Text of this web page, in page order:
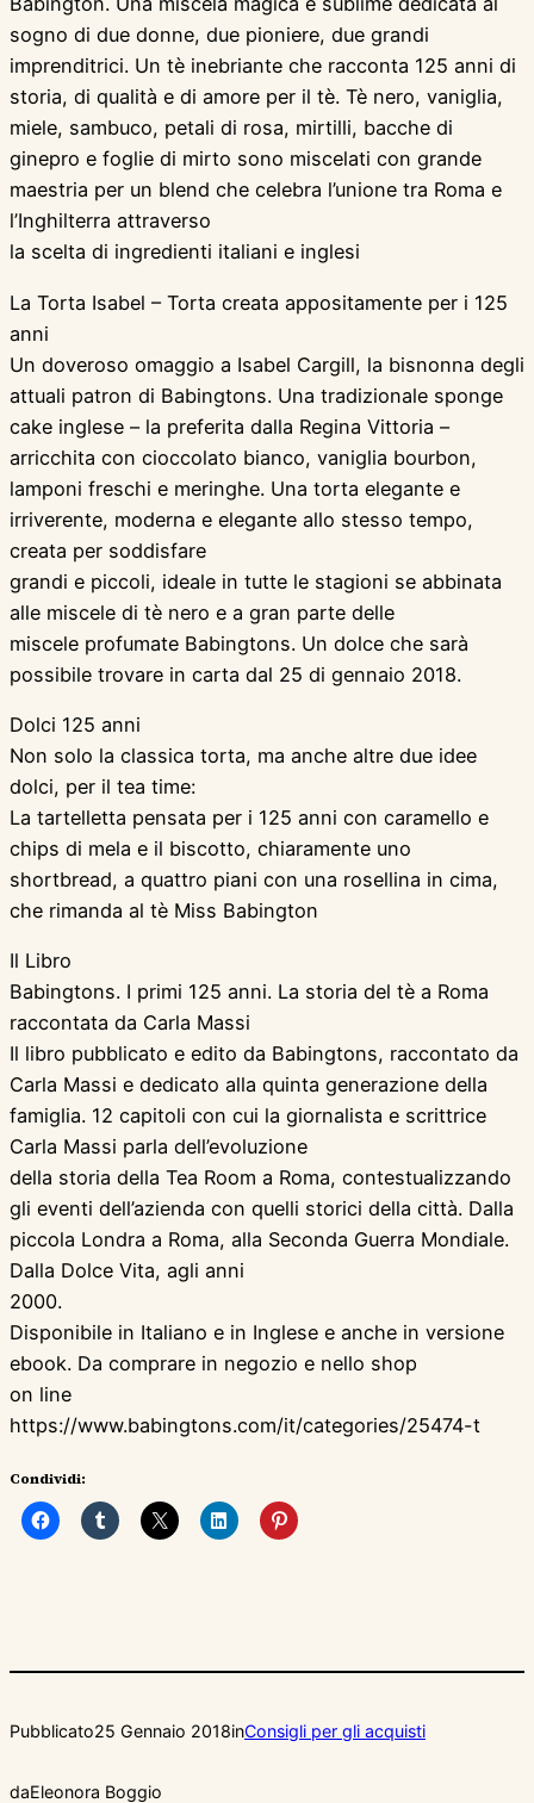
sogno di due donne, due pioniere, due grandi
imprenditrici. Un tè inebriante che racconta 125 anni di
storia, di qualità e di amore per il tè. Tè nero, vaniglia,
miele, sambuco, petali di rosa, mirtilli, bacche di
ginepro e foglie di mirto sono miscelati con grande
maestria per un blend che celebra l’unione tra Roma e
l’Inghilterra attraverso
la scelta di ingredienti italiani e inglesi
La Torta Isabel – Torta creata appositamente per i 125
anni
Un doveroso omaggio a Isabel Cargill, la bisnonna degli
attuali patron di Babingtons. Una tradizionale sponge
cake inglese – la preferita dalla Regina Vittoria –
arricchita con cioccolato bianco, vaniglia bourbon,
lamponi freschi e meringhe. Una torta elegante e
irriverente, moderna e elegante allo stesso tempo,
creata per soddisfare
grandi e piccoli, ideale in tutte le stagioni se abbinata
alle miscele di tè nero e a gran parte delle
miscele profumate Babingtons. Un dolce che sarà
possibile trovare in carta dal 25 di gennaio 2018.
Dolci 125 anni
Non solo la classica torta, ma anche altre due idee
dolci, per il tea time:
La tartelletta pensata per i 125 anni con caramello e
chips di mela e il biscotto, chiaramente uno
shortbread, a quattro piani con una rosellina in cima,
che rimanda al tè Miss Babington
Il Libro
Babingtons. I primi 125 anni. La storia del tè a Roma
raccontata da Carla Massi
Il libro pubblicato e edito da Babingtons, raccontato da
Carla Massi e dedicato alla quinta generazione della
famiglia. 12 capitoli con cui la giornalista e scrittrice
Carla Massi parla dell’evoluzione
della storia della Tea Room a Roma, contestualizzando
gli eventi dell’azienda con quelli storici della città. Dalla
piccola Londra a Roma, alla Seconda Guerra Mondiale.
Dalla Dolce Vita, agli anni
2000.
Disponibile in Italiano e in Inglese e anche in versione
ebook. Da comprare in negozio e nello shop
on line
https://www.babingtons.com/it/categories/25474-t
Condividi:
Pubblicato25 Gennaio 2018inConsigli per gli acquisti
daEleonora Boggio